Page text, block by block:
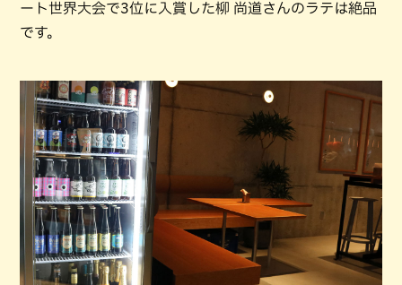
ート世界大会で3位に入賞した柳 尚道さんのラテは絶品
です。